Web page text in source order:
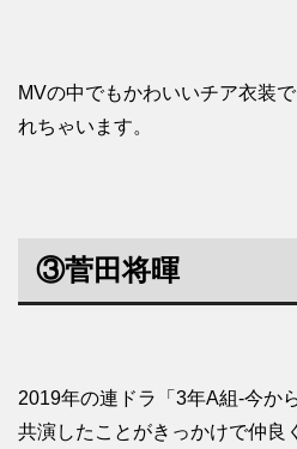
MVの中でもかわいいチア衣装
れちゃいます。
③菅田将暉
2019年の連ドラ「3年A組-今か
共演したことがきっかけで仲良